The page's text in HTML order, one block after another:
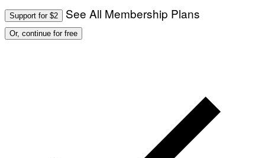
Support for $2 See All Membership Plans
Or, continue for free